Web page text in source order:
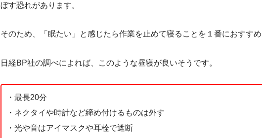
ぼす恐れがあります。
そのため、「眠たい」と感じたら作業を止めて寝ることを１番におすすめ
日経BP社の調べによれば、このような昼寝が良いそうです。
・最長20分
・ネクタイや時計など締め付けるものは外す
・光や音はアイマスクや耳栓で遮断